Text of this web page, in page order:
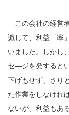
この会社の経営
識して、利益「率
いました。しかし
セ―ジを発すると
下げもせず、さり
た作業をしなけれ
ないが、利益もあ